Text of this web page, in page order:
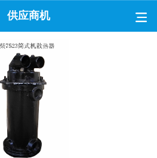
供应商机